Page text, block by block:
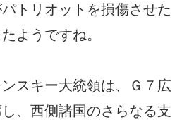
トリオットを損傷させた
ようですね。
スキー大統領は、Ｇ７広
、西側諸国のさらなる支